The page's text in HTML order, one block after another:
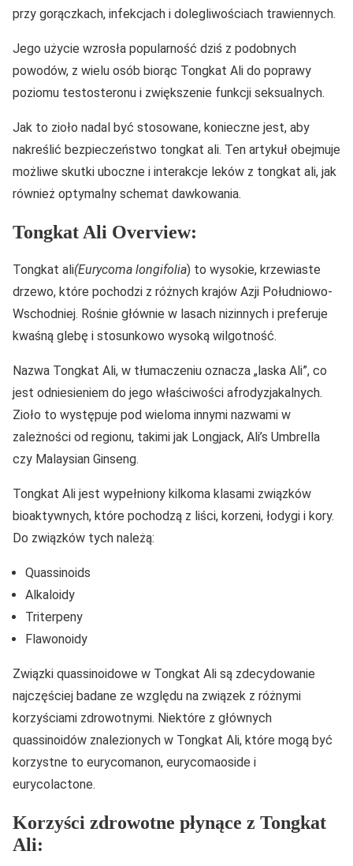
przy gorączkach, infekcjach i dolegliwościach trawiennych.
Jego użycie wzrosła popularność dziś z podobnych
powodów, z wielu osób biorąc Tongkat Ali do poprawy
poziomu testosteronu i zwiększenie funkcji seksualnych.
Jak to zioło nadal być stosowane, konieczne jest, aby
nakreślić bezpieczeństwo tongkat ali. Ten artykuł obejmuje
możliwe skutki uboczne i interakcje leków z tongkat ali, jak
również optymalny schemat dawkowania.
Tongkat Ali Overview:
Tongkat ali(Eurycoma longifolia) to wysokie, krzewiaste
drzewo, które pochodzi z różnych krajów Azji Południowo-
Wschodniej. Rośnie głównie w lasach nizinnych i preferuje
kwaśną glebę i stosunkowo wysoką wilgotność.
Nazwa Tongkat Ali, w tłumaczeniu oznacza „laska Ali”, co
jest odniesieniem do jego właściwości afrodyzjakalnych.
Zioło to występuje pod wieloma innymi nazwami w
zależności od regionu, takimi jak Longjack, Ali’s Umbrella
czy Malaysian Ginseng.
Tongkat Ali jest wypełniony kilkoma klasami związków
bioaktywnych, które pochodzą z liści, korzeni, łodygi i kory.
Do związków tych należą:
Quassinoids
Alkaloidy
Triterpeny
Flawonoidy
Związki quassinoidowe w Tongkat Ali są zdecydowanie
najczęściej badane ze względu na związek z różnymi
korzyściami zdrowotnymi. Niektóre z głównych
quassinoidów znalezionych w Tongkat Ali, które mogą być
korzystne to eurycomanon, eurycomaoside i
eurycolactone.
Korzyści zdrowotne płynące z Tongkat
Ali: